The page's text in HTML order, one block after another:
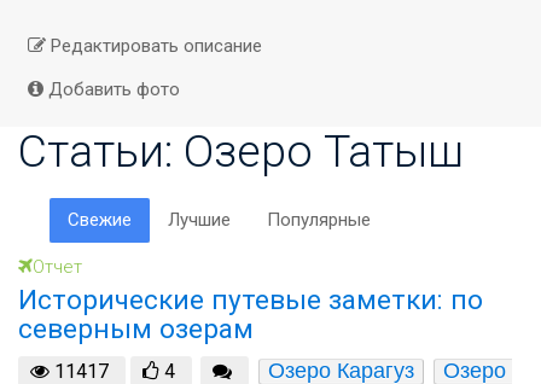
Редактировать описание
Добавить фото
Статьи: Озеро Татыш
Свежие Лучшие Популярные
Отчет
Исторические путевые заметки: по
северным озерам
11417 4 Озеро Карагуз
Озеро